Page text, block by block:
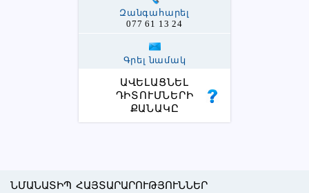
Զանգահարել
077 61 13 24
Գրել նամակ
ԱՎԵԼԱՑՆԵԼ
ԴԻՏՈՒՄՆԵՐԻ
ՔԱՆԱԿԸ
ՆՄԱՆԱՏԻՊ ՀԱՅՏԱՐԱՐՈՒԹՅՈՒՆՆԵՐ